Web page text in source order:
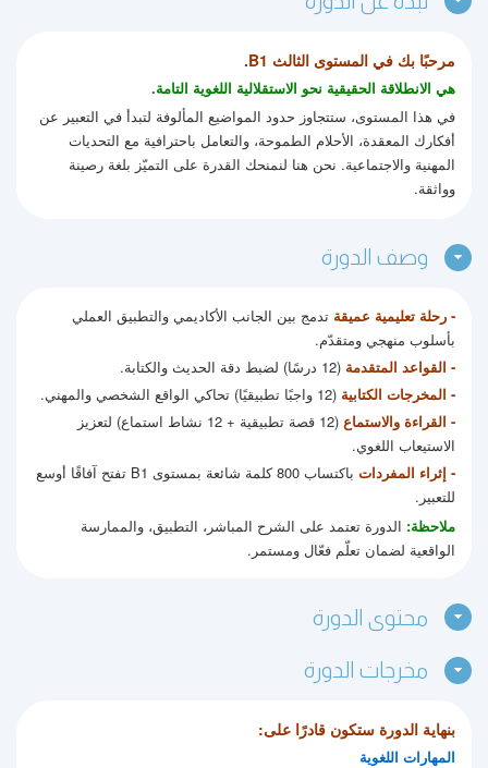
مرحبًا بك في المستوى الثالث B1.
هي الانطلاقة الحقيقية نحو الاستقلالية اللغوية التامة.
في هذا المستوى، ستتجاوز حدود المواضيع المألوفة لتبدأ في التعبير عن
أفكارك المعقدة، الأحلام الطموحة، والتعامل باحترافية مع التحديات
المهنية والاجتماعية. نحن هنا لنمنحك القدرة على التميّز بلغة رصينة
وواثقة.
وصف الدورة
- رحلة تعليمية عميقة تدمج بين الجانب الأكاديمي والتطبيق العملي
بأسلوب منهجي ومتقدّم.
- القواعد المتقدمة (12 درسًا) لضبط دقة الحديث والكتابة.
- المخرجات الكتابية (12 واجبًا تطبيقيًا) تحاكي الواقع الشخصي والمهني.
- القراءة والاستماع
(12 قصة تطبيقية + 12 نشاط استماع) لتعزيز
الاستيعاب اللغوي.
- إثراء المفردات
باكتساب 800 كلمة شائعة بمستوى B1 تفتح آفاقًا أوسع
للتعبير.
ملاحظة: الدورة تعتمد على الشرح المباشر، التطبيق، والممارسة
الواقعية لضمان تعلّم فعّال ومستمر.
محتوى الدورة
مخرجات الدورة
بنهاية الدورة ستكون قادرًا على:
المهارات اللغوية